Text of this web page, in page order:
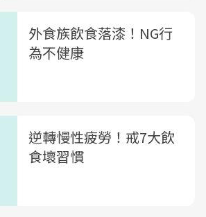
外食族飲食落漆！NG行
為不健康
逆轉慢性疲勞！戒7大飲
食壞習慣